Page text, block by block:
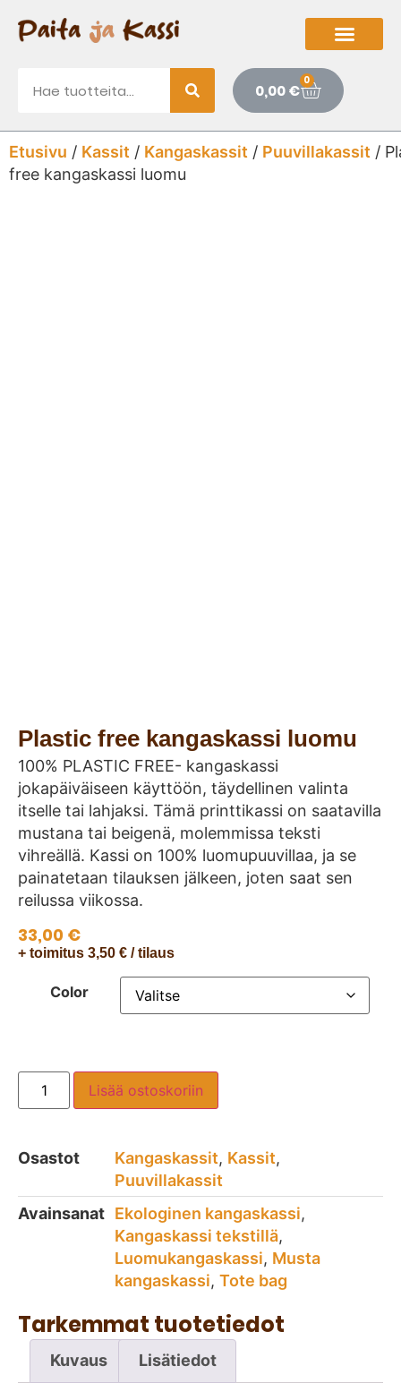
0,00€
0
Etusivu / Kassit / Kangaskassit / Puuvillakassit /
free kangaskassi luomu
Plastic free kangaskassi luomu
100% PLASTIC FREE- kangaskassi
jokapäiväiseen käyttöön, täydellinen valinta
itselle tai lahjaksi. Tämä printtikassi on saatavilla
mustana tai beigenä, molemmissa teksti
vihreällä. Kassi on 100% luomupuuvillaa, ja se
painatetaan tilauksen jälkeen, joten saat sen
reilussa viikossa.
33,00 €
+ toimitus 3,50 € / tilaus
Color
Lisää ostoskoriin
Osastot Kangaskassit, Kassit,
Puuvillakassit
Avainsanat Ekologinen kangaskassi,
Kangaskassi tekstillä,
Luomukangaskassi, Musta
kangaskassi, Tote bag
Tarkemmat tuotetiedot
Kuvaus Lisätiedot